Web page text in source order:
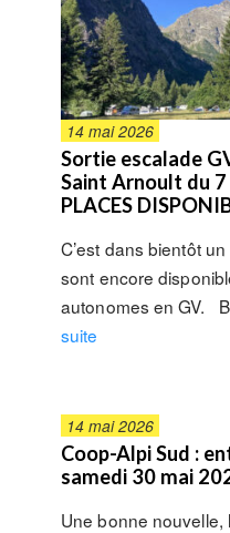
14 mai 2026
Sortie escalade
Saint Arnoult du 7
PLACES
C’est dans bientôt
sont encore
autonomes en GV.
suite
14 mai 2026
Coop-Alpi Sud :
samedi 30 mai
Une bonne nouvelle,